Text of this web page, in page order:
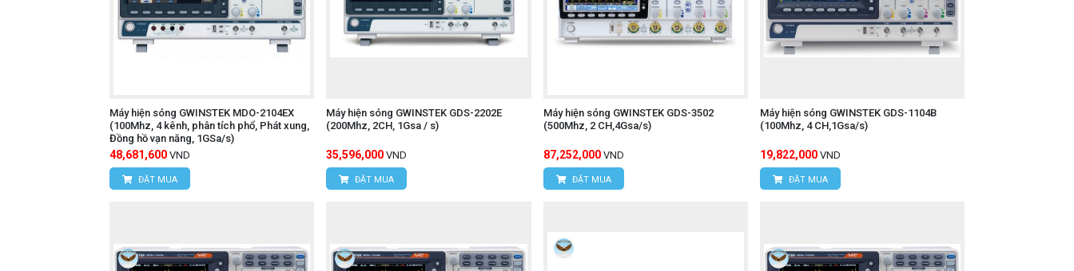
Máy hiện sóng GWINSTEK MDO-2104EX
(100Mhz, 4 kênh, phân tích phổ, Phát xung,
Đồng hồ vạn năng, 1GSa/s)
48,681,600 VND
ĐẶT MUA
Máy hiện sóng GWINSTEK GDS-2202E
(200Mhz, 2CH, 1Gsa / s)
35,596,000 VND
ĐẶT MUA
Máy hiện sóng GWINSTEK GDS-3502
(500Mhz, 2 CH,4Gsa/s)
87,252,000 VND
ĐẶT MUA
Máy hiện sóng GWINSTEK GDS-1104B
(100Mhz, 4 CH,1Gsa/s)
19,822,000 VND
ĐẶT MUA